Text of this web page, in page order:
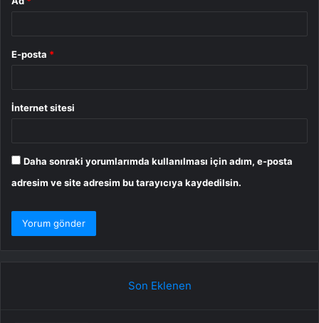
E-posta *
İnternet sitesi
Daha sonraki yorumlarımda kullanılması için adım, e-posta
adresim ve site adresim bu tarayıcıya kaydedilsin.
Son Eklenen